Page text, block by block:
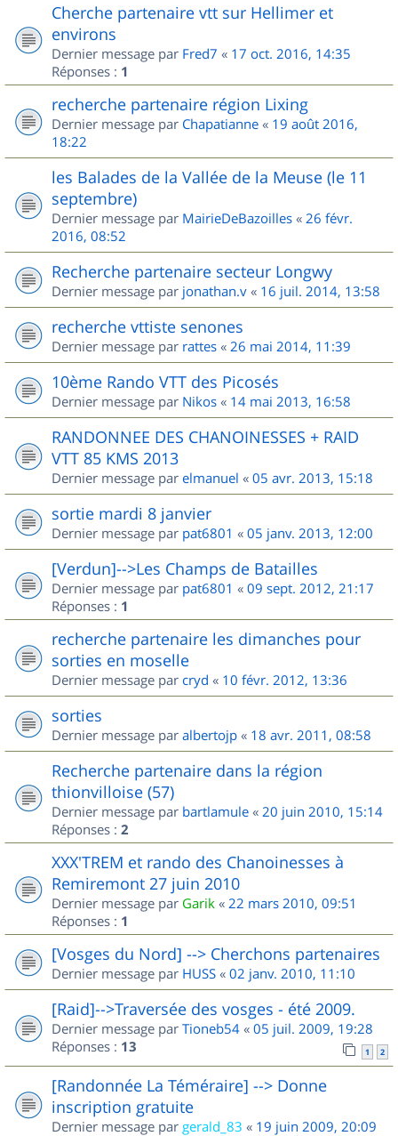
Cherche partenaire vtt sur Hellimer et
environs
Dernier message par Fred7 « 17 oct. 2016, 14:35
Réponses : 1
recherche partenaire région Lixing
Dernier message par Chapatianne « 19 août 2016,
18:22
les Balades de la Vallée de la Meuse (le 11
septembre)
Dernier message par MairieDeBazoilles « 26 févr.
2016, 08:52
Recherche partenaire secteur Longwy
Dernier message par jonathan.v « 16 juil. 2014, 13:58
recherche vttiste senones
Dernier message par rattes « 26 mai 2014, 11:39
10ème Rando VTT des Picosés
Dernier message par Nikos « 14 mai 2013, 16:58
RANDONNEE DES CHANOINESSES + RAID
VTT 85 KMS 2013
Dernier message par elmanuel « 05 avr. 2013, 15:18
sortie mardi 8 janvier
Dernier message par pat6801 « 05 janv. 2013, 12:00
[Verdun]-->Les Champs de Batailles
Dernier message par pat6801 « 09 sept. 2012, 21:17
Réponses : 1
recherche partenaire les dimanches pour
sorties en moselle
Dernier message par cryd « 10 févr. 2012, 13:36
sorties
Dernier message par albertojp « 18 avr. 2011, 08:58
Recherche partenaire dans la région
thionvilloise (57)
Dernier message par bartlamule « 20 juin 2010, 15:14
Réponses : 2
XXX'TREM et rando des Chanoinesses à
Remiremont 27 juin 2010
Dernier message par Garik « 22 mars 2010, 09:51
Réponses : 1
[Vosges du Nord] --> Cherchons partenaires
Dernier message par HUSS « 02 janv. 2010, 11:10
[Raid]-->Traversée des vosges - été 2009.
Dernier message par Tioneb54 « 05 juil. 2009, 19:28
Réponses : 13 1 2
[Randonnée La Téméraire] --> Donne
inscription gratuite
Dernier message par gerald_83 « 19 juin 2009, 20:09